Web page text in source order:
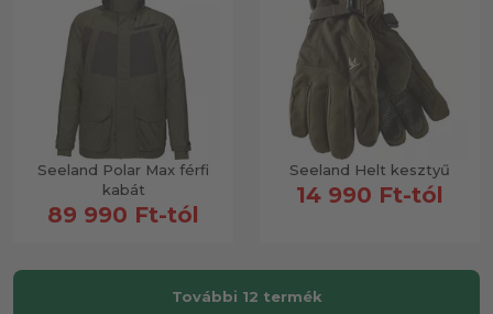
Seeland Polar Max férfi
kabát
89 990 Ft-tól
Seeland Helt kesztyű
14 990 Ft-tól
További 12 termék